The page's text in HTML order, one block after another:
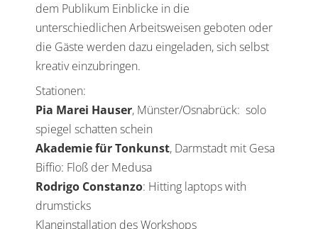
dem Publikum Einblicke in die
unterschiedlichen Arbeitsweisen geboten oder
die Gäste werden dazu eingeladen, sich selbst
kreativ einzubringen.
Stationen:
Pia Marei Hauser, Münster/Osnabrück: solo
spiegel schatten schein
Akademie für Tonkunst, Darmstadt mit Gesa
Biffio: Floß der Medusa
Rodrigo Constanzo: Hitting laptops with
drumsticks
Klanginstallation des Workshops